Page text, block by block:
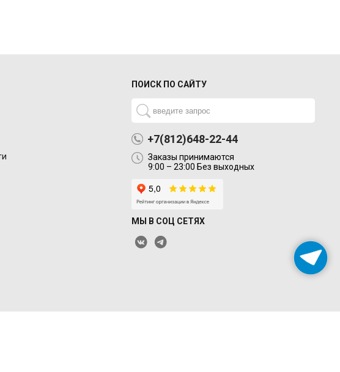
ПОИСК ПО САЙТУ
+7(812)648-22-44
Заказы принимаются
9:00 – 23:00 Без выходных
МЫ В СОЦ СЕТЯХ